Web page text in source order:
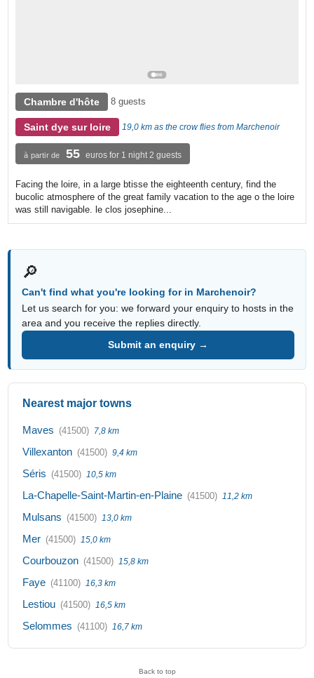
Chambre d'hôte 8 guests
Saint dye sur loire 19,0 km as the crow flies from Marchenoir
à partir de 55 euros for 1 night 2 guests
Facing the loire, in a large btisse the eighteenth century, find the
bucolic atmosphere of the great family vacation to the age o the loire
was still navigable. le clos josephine...
🔎
Can't find what you're looking for in Marchenoir?
Let us search for you: we forward your enquiry to hosts in the
area and you receive the replies directly.
Submit an enquiry →
Nearest major towns
Maves (41500) 7,8 km
Villexanton (41500) 9,4 km
Séris (41500) 10,5 km
La-Chapelle-Saint-Martin-en-Plaine (41500) 11,2 km
Mulsans (41500) 13,0 km
Mer (41500) 15,0 km
Courbouzon (41500) 15,8 km
Faye (41100) 16,3 km
Lestiou (41500) 16,5 km
Selommes (41100) 16,7 km
Back to top